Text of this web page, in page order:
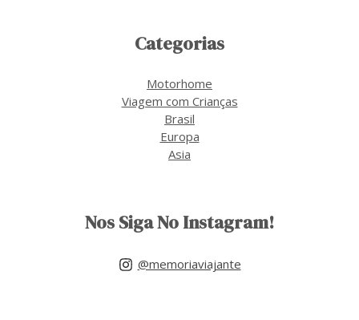
Categorias
Motorhome
Viagem com Crianças
Brasil
Europa
Asia
Nos Siga No Instagram!
@memoriaviajante